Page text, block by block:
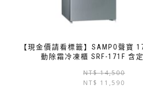
【現金價請看標籤】SAMPO聲寶
動除霜冷凍櫃 SRF-171F 含
NT$14,500
NT$ 11,590